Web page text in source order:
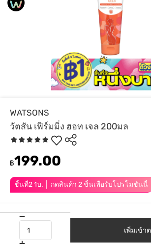
WATSONS
วัตสัน เฟิร์มมิ่ง ฮอท เจล 200มล
ชิ้นที่2 1บ. │ กดสินค้า 2 ชิ้นเพื่อรับโปรโมชันนี้
฿199.00
เพิ่มเข้า